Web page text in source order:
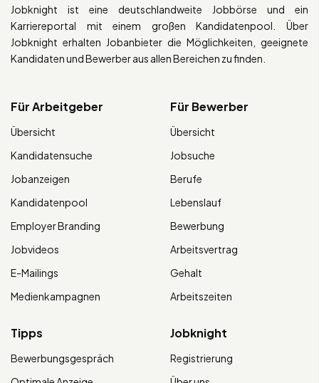
Jobknight ist eine deutschlandweite Jobbörse und ein
Karriereportal mit einem großen Kandidatenpool. Über
Jobknight erhalten Jobanbieter die Möglichkeiten, geeignete
Kandidaten und Bewerber aus allen Bereichen zu finden.
Für Arbeitgeber
Übersicht
Kandidatensuche
Jobanzeigen
Kandidatenpool
Employer Branding
Jobvideos
E-Mailings
Medienkampagnen
Für Bewerber
Übersicht
Jobsuche
Berufe
Lebenslauf
Bewerbung
Arbeitsvertrag
Gehalt
Arbeitszeiten
Tipps
Bewerbungsgespräch
Jobknight
Registrierung